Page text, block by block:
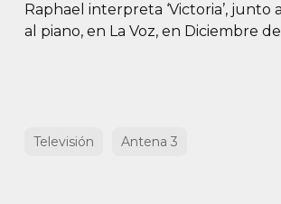
Raphael interpreta ‘Victoria’, junto
al piano, en La Voz, en Diciembre
Televisión Antena 3